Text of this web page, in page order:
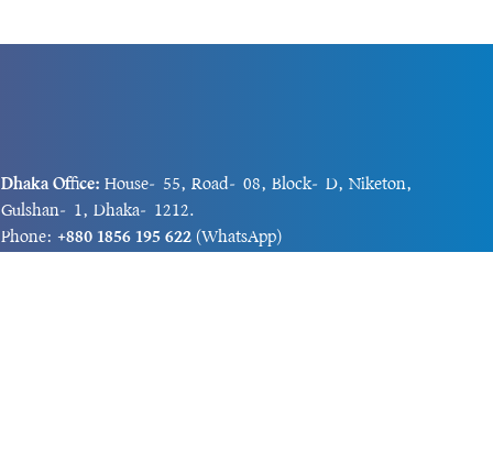
Dhaka Office: House-55, Road-08, Block-D, Niketon,
Gulshan-1, Dhaka-1212.
Phone: +880 1856 195 622 (WhatsApp)